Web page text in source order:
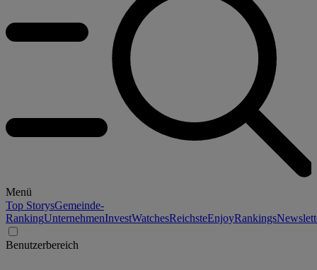
Menü
Top StorysGemeinde-
RankingUnternehmenInvestWatchesReichsteEnjoyRankings
Benutzerbereich